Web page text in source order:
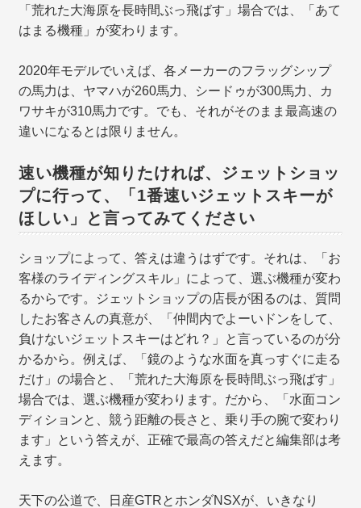
「荒れた大海原を長時間ぶっ飛ばす」場合では、「あて
はまる機種」が変わります。
2020年モデルでいえば、各メーカーのフラッグシップ
の馬力は、ヤマハが260馬力、シードゥが300馬力、カ
ワサキが310馬力です。でも、それがそのまま最高速の
違いになるとは限りません。
速い機種が知りたければ、ジェットショッ
プに行って、「1番速いジェットスキーが
ほしい」と言ってみてください
ショップによって、答えは違うはずです。それは、「お
客様のライディングスキル」によって、選ぶ機種が変わ
るからです。ジェットショップの店長が困るのは、質問
したお客さんの真意が、「仲間内でよーいドンをして、
負けないジェットスキーはどれ？」と言っているのが分
かるから。例えば、「鏡のような水面を真っすぐに走る
だけ」の場合と、「荒れた大海原を長時間ぶっ飛ばす」
場合では、選ぶ機種が変わります。だから、「水面コン
ディションと、競う距離の長さと、乗り手の腕で変わり
ます」という答えが、正確で最高の答えだと編集部は考
えます。
天下の公道で、日産GTRとホンダNSXが、いきなり